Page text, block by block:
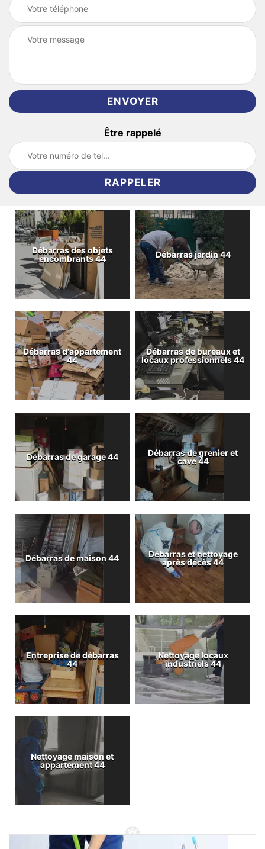
Être rappelé
Débarras des objets
encombrants 44
Débarras jardin 44
Débarras d'appartement
44
Débarras de bureaux et
locaux professionnels 44
Débarras de garage 44
Débarras de grenier et
cave 44
Débarras de maison 44
Débarras et nettoyage
après décès 44
Entreprise de débarras
44
Nettoyage locaux
industriels 44
Nettoyage maison et
appartement 44